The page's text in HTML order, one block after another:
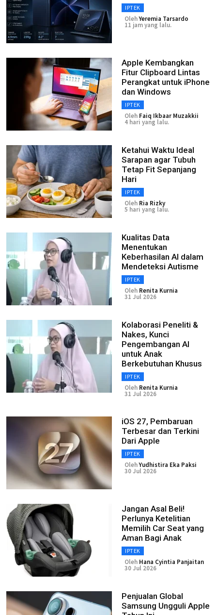
IPTEK
OlehYeremia Tarsardo
11 jam yang lalu.
Apple Kembangkan
Fitur Clipboard Lintas
Perangkat untuk iPhone
dan Windows
IPTEK
Oleh Faiq Ikbaar Muzakkii
4 hari yang lalu.
Ketahui Waktu Ideal
Sarapan agar Tubuh
Tetap Fit Sepanjang
Hari
IPTEK
Oleh Ria Rizky
5 hari yang lalu.
Kualitas Data
Menentukan
Keberhasilan AI dalam
Mendeteksi Autisme
IPTEK
Oleh Renita Kurnia
31 Jul 2026
Kolaborasi Peneliti &
Nakes, Kunci
Pengembangan AI
untuk Anak
Berkebutuhan Khusus
IPTEK
Oleh Renita Kurnia
31 Jul 2026
iOS 27, Pembaruan
Terbesar dan Terkini
Dari Apple
IPTEK
OlehYudhistira Eka Paksi
30 Jul 2026
Jangan Asal Beli!
Perlunya Ketelitian
Memilih Car Seat yang
Aman Bagi Anak
IPTEK
Oleh Hana Cyintia Panjaitan
30 Jul 2026
Penjualan Global
Samsung Ungguli Apple